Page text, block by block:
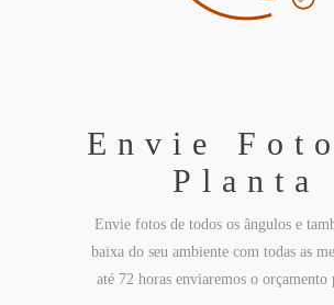
Envie
Planta
Envie fotos de todos os ângulos e
baixa do seu ambiente com todas as
até 72 horas enviaremos o orçamento